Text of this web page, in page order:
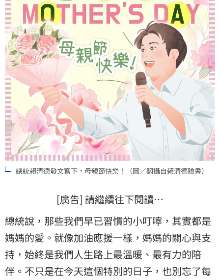
總統賴清德發文寫下，母親節快樂！（圖／翻攝自賴清德臉書）
[廣告] 請繼續往下閱讀…
總統說，那些我們早已習慣的小叮嚀，其實都是
媽媽的愛。就像加油應援一樣，媽媽的關心與支
持，始終是我們人生路上最溫暖、最有力的陪
伴。不只是在今天這個特別的日子，也別忘了每